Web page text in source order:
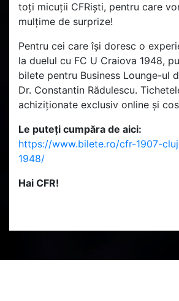
toți micuții CFRiști, pentru care
mulțime de surprize!
Pentru cei care își doresc o
la duelul cu FC U Craiova 1948,
bilete pentru Business Lounge-ul
Dr. Constantin Rădulescu.
achiziționate exclusiv online și
Le puteți cumpăra de aici:
https://www.bilete.ro/cfr-1907-
1948/
Hai CFR!